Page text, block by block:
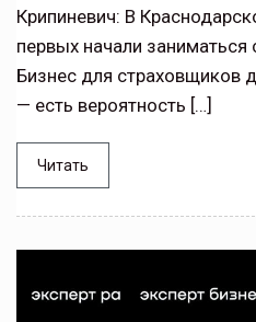
Крипиневич: В
первых начали заниматься
Бизнес для страховщиков
— есть вероятность […]
Читать